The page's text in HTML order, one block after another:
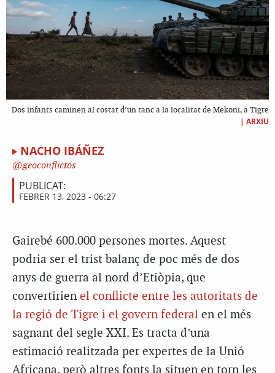
Dos infants caminen al costat d’un tanc a la localitat de Mekoni, a Tigre
| ARXIU
NACHO IBÁÑEZ
geoconflictos
PUBLICAT:
FEBRER 13, 2023 - 06:27
Gairebé 600.000 persones mortes. Aquest
podria ser el trist balanç de poc més de dos
anys de guerra al nord d’Etiòpia, que
convertirien el conflicte entre les autoritats de
la regió de Tigre i el govern federal en el més
sagnant del segle XXI. Es tracta d’una
estimació realitzada per expertes de la Unió